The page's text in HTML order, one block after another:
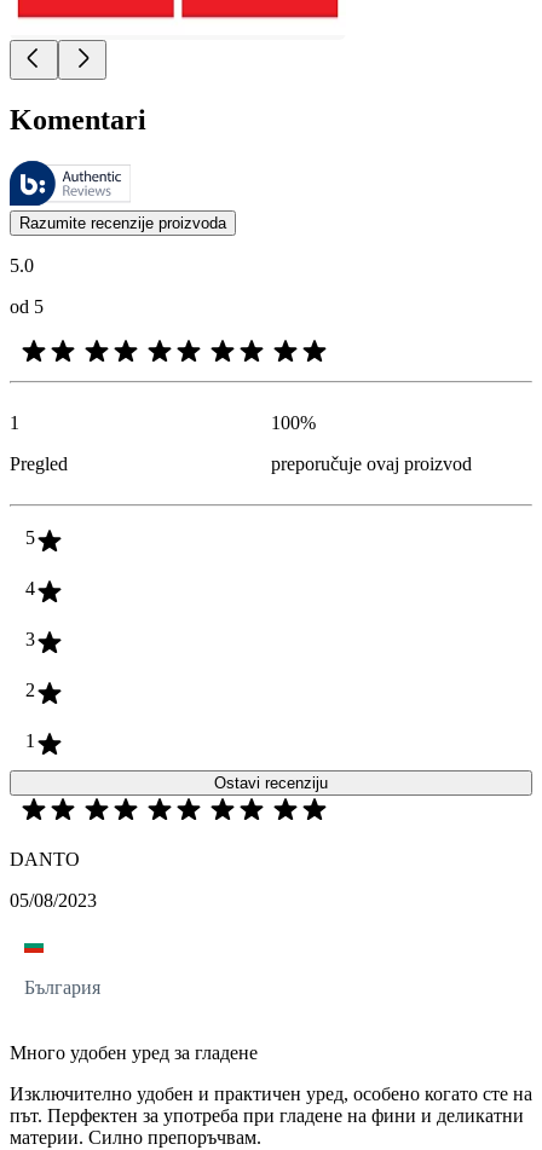
Komentari
Ovim recenzijama upravlja Bazaarvoice i one su u skladu sa
Mišljenja kupaca u obliku ocena proizvoda i zvezdica korisna su za
Razumite recenzije proizvoda
5.0
od 5
1
Pregled
100%
preporučuje ovaj proizvod
5
4
3
2
1
Ostavi recenziju
DANTО
05/08/2023
България
Много удобен уред за гладене
Изключително удобен и практичен уред, особено когато сте на
път. Перфектен за употреба при гладене на фини и деликатни
материи. Силно препоръчвам.